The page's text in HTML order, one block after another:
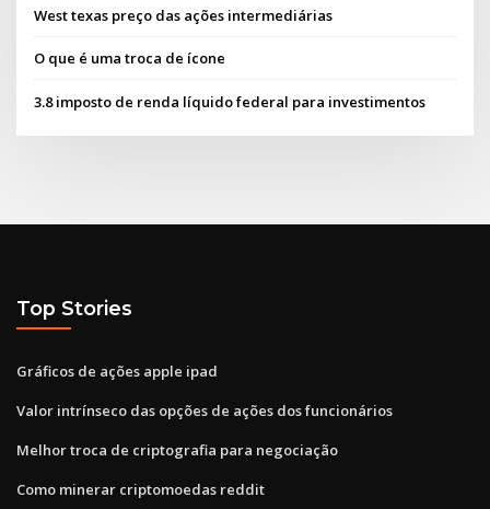
West texas preço das ações intermediárias
O que é uma troca de ícone
3.8 imposto de renda líquido federal para investimentos
Top Stories
Gráficos de ações apple ipad
Valor intrínseco das opções de ações dos funcionários
Melhor troca de criptografia para negociação
Como minerar criptomoedas reddit